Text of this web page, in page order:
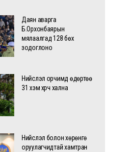
Даян аварга
Б.Орхонбаярын
мялаалгад 128 бөх
зодоглоно
Нийслэл орчимд өдөртөө
31 хэм хүрч хална
Нийслэл болон хөрөнгө
оруулагчидтай хамтран